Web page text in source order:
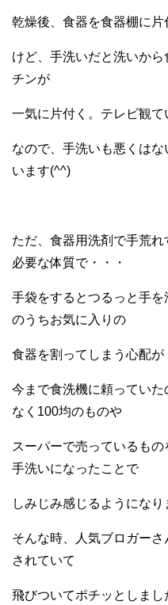
乾燥後、食器を食器棚に片
けど、手洗いだと洗いか
チンが
一気に片付く。テレビ観
なので、手洗いも悪くは
います(^^)
ただ、食器用洗剤で手荒
必要な体質で・・・
手袋をするとつるっと手
のうちお気に入りの
食器を割ってしまう心配が
今まで食洗機に頼ってい
なく100均のものや
スーパーで売っているも
手洗いになったことで
しみじみ感じるようになり
そんな時、人気ブロガー
されていて
飛びついてポチッとしま